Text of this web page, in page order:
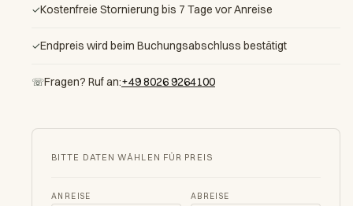
✓Kostenfreie Stornierung bis 7 Tage vor Anreise
✓Endpreis wird beim Buchungsabschluss bestätigt
☏Fragen? Ruf an:+49 8026 9264100
BITTE DATEN WÄHLEN FÜR PREIS
ANREISE ABREISE